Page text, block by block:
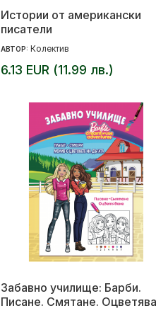
Истории от американски
писатели
АВТОР: Колектив
6.13 EUR (11.99 лв.)
Забавно училище: Барби.
Писане. Смятане.